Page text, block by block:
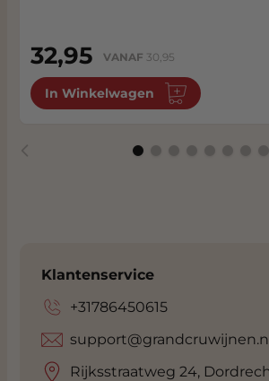
32,95 VANAF 30,95
In Winkelwagen
Klantenservice
+31786450615
Rijksstraatweg 24,